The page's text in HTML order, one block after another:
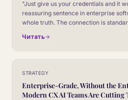
"Just give us your credentials and it
reassuring sentence in enterprise
whole truth. The connection is
it tends to be the start of a much
Читать
STRATEGY
Enterprise-Grade, Without the
Modern CX AI Teams Are